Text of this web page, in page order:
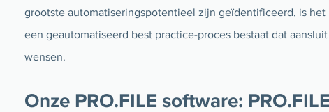
grootste automatiseringspotentieel zijn geïdentificeerd, is het
een geautomatiseerd best practice-proces bestaat dat
wensen.
Onze PRO.FILE software: